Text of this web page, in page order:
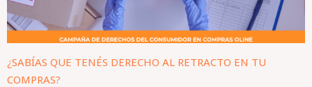
¿SABÍAS QUE TENÉS DERECHO AL RETRACTO EN TU
COMPRAS?